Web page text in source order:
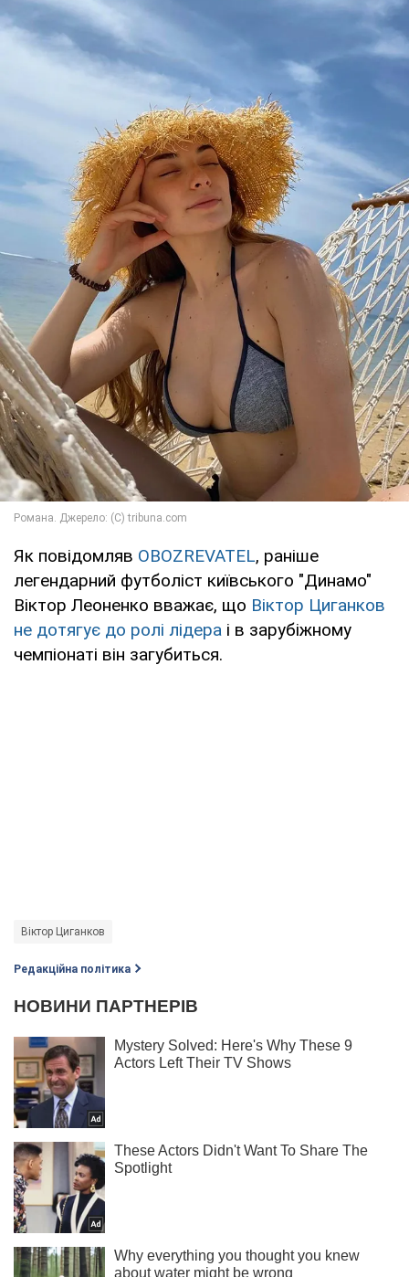
Як повідомляв OBOZREVATEL, раніше
легендарний футболіст київського "Динамо"
Віктор Леоненко вважає, що Віктор Циганков
не дотягує до ролі лідера і в зарубіжному
чемпіонаті він загубиться.
Віктор Циганков
Редакційна політика